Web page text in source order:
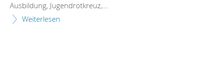
Ausbildung, Jugendrotkreuz,...
Weiterlesen